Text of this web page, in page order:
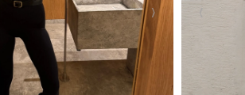
› ‹